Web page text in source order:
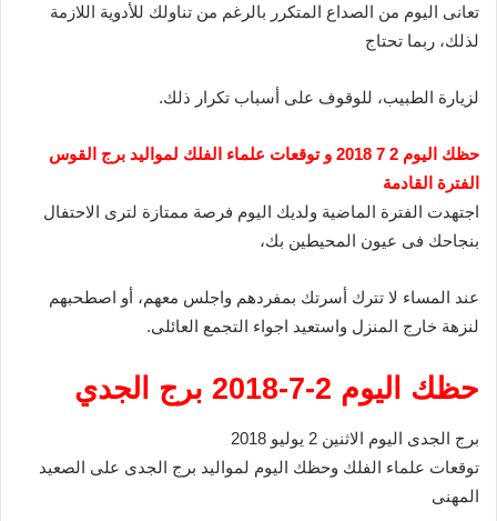
تعانى اليوم من الصداع المتكرر بالرغم من تناولك للأدوية اللازمة
لذلك، ربما تحتاج
لزيارة الطبيب، للوقوف على أسباب تكرار ذلك.
حظك اليوم 2 7 2018 و توقعات علماء الفلك لمواليد برج القوس
الفترة القادمة
اجتهدت الفترة الماضية ولديك اليوم فرصة ممتازة لترى الاحتفال
بنجاحك فى عيون المحيطين بك،
عند المساء لا تترك أسرتك بمفردهم واجلس معهم، أو اصطحبهم
لنزهة خارج المنزل واستعيد اجواء التجمع العائلى.
حظك اليوم 2-7-2018 برج الجدي
برج الجدى اليوم الاثنين 2 يوليو 2018
توقعات علماء الفلك وحظك اليوم لمواليد برج الجدى على الصعيد
المهنى